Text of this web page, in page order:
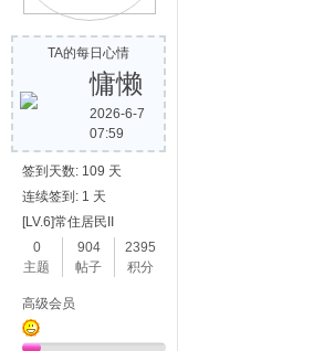
TA的每日心情
慵懒
2026-6-7
07:59
签到天数: 109 天
连续签到: 1 天
[LV.6]常住居民II
0
主题
904
帖子
2395
积分
高级会员